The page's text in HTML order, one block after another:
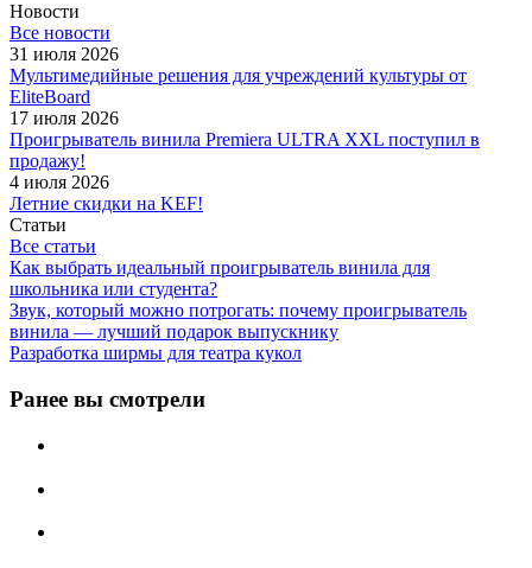
Новости
Все новости
31 июля 2026
Мультимедийные решения для учреждений культуры от
EliteBoard
17 июля 2026
Проигрыватель винила Premiera ULTRA XXL поступил в
продажу!
4 июля 2026
Летние скидки на KEF!
Статьи
Все статьи
Как выбрать идеальный проигрыватель винила для
школьника или студента?
Звук, который можно потрогать: почему проигрыватель
винила — лучший подарок выпускнику
Разработка ширмы для театра кукол
Ранее вы смотрели